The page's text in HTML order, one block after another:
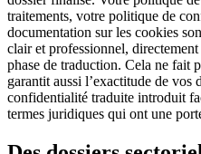
traitements, votre politique de
documentation sur les cookies
clair et professionnel,
phase de traduction. Cela ne fait
garantit aussi l’exactitude de vos
confidentialité traduite introduit
termes juridiques qui ont une